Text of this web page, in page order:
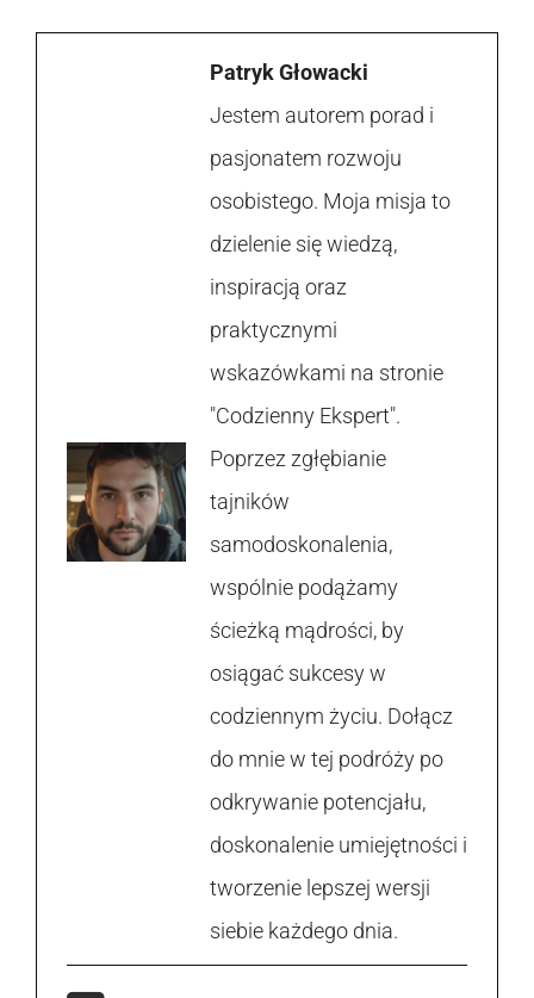
Patryk Głowacki
Jestem autorem porad i
pasjonatem rozwoju
osobistego. Moja misja to
dzielenie się wiedzą,
inspiracją oraz
praktycznymi
wskazówkami na stronie
"Codzienny Ekspert".
Poprzez zgłębianie
tajników
samodoskonalenia,
wspólnie podążamy
ścieżką mądrości, by
osiągać sukcesy w
codziennym życiu. Dołącz
do mnie w tej podróży po
odkrywanie potencjału,
doskonalenie umiejętności i
tworzenie lepszej wersji
siebie każdego dnia.